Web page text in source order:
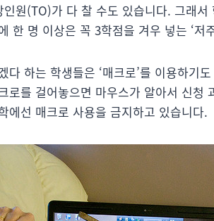
원(TO)가 다 찰 수도 있습니다. 그래
한 명 이상은 꼭 3학점을 겨우 넣는 ‘저
다 하는 학생들은 ‘매크로’를 이용하기
로를 걸어놓으면 마우스가 알아서 신청
에선 매크로 사용을 금지하고 있습니다.